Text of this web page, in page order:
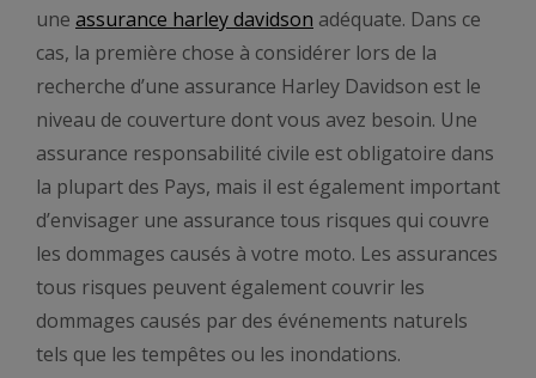
une assurance harley davidson adéquate. Dans ce
cas, la première chose à considérer lors de la
recherche d’une assurance Harley Davidson est le
niveau de couverture dont vous avez besoin. Une
assurance responsabilité civile est obligatoire dans
la plupart des Pays, mais il est également important
d’envisager une assurance tous risques qui couvre
les dommages causés à votre moto. Les assurances
tous risques peuvent également couvrir les
dommages causés par des événements naturels
tels que les tempêtes ou les inondations.